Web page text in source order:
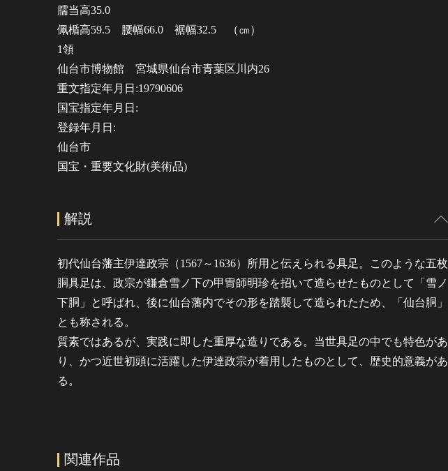
臑当高35.0
佩楯高59.5 腰幅66.0 裾幅32.5 （㎝）
1領
仙台市博物館 宮城県仙台市青葉区川内26
重文指定年月日:19790606
国宝指定年月日:
登録年月日:
仙台市
国宝・重要文化財(美術品)
解説
初代仙台藩主伊達政宗（1567～1636）所用と伝えられる具足。このような五枚
胴具足は、政宗が鎌倉雪ノ下の甲冑師明珍を招いて造らせたものとして「雪ノ
下胴」と呼ばれ、後に仙台藩内でその形を踏襲して造られたため、「仙台胴」
とも称される。
質素ではあるが、実践に即した重厚な造りである。当世具足の中でも特色があ
り、かつ近世初頭に活躍した伊達政宗が着用したものとして、歴史的意義があ
る。
関連作品